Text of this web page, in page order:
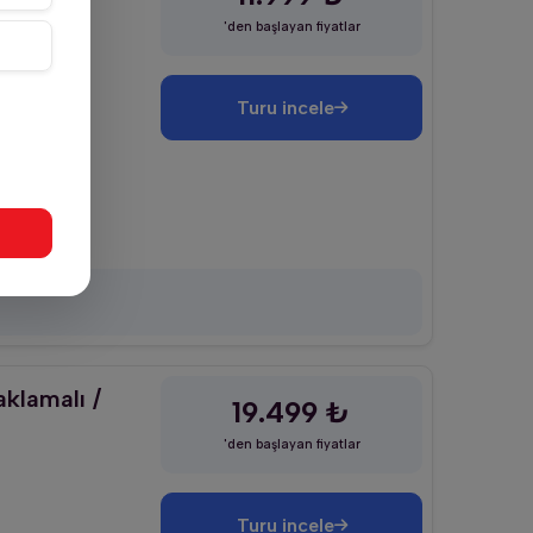
'den başlayan fiyatlar
Turu incele
/
19.499 ₺
'den başlayan fiyatlar
Turu incele